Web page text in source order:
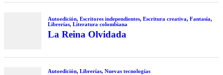
Autoedición, Escritores independientes, Escritura creativa, Fantasía,
Librerías, Literatura colombiana
La Reina Olvidada
Autoedición, Librerías, Nuevas tecnologías